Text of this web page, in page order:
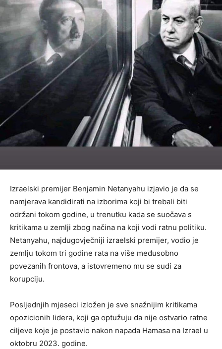
Izraelski premijer Benjamin Netanyahu izjavio je da se
namjerava kandidirati na izborima koji bi trebali biti
održani tokom godine, u trenutku kada se suočava s
kritikama u zemlji zbog načina na koji vodi ratnu politiku.
Netanyahu, najdugovječniji izraelski premijer, vodio je
zemlju tokom tri godine rata na više međusobno
povezanih frontova, a istovremeno mu se sudi za
korupciju.
Posljednjih mjeseci izložen je sve snažnijim kritikama
opozicionih lidera, koji ga optužuju da nije ostvario ratne
ciljeve koje je postavio nakon napada Hamasa na Izrael u
oktobru 2023. godine.